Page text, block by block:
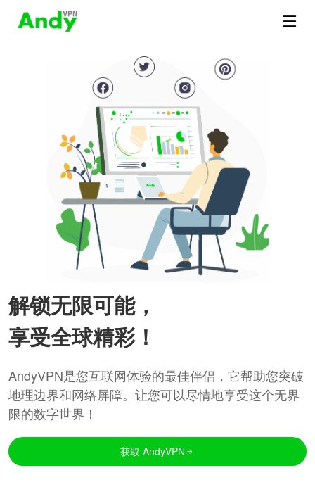
解锁无限可能，
享受全球精彩！
AndyVPN是您互联网体验的最佳伴侣，它帮助您突破
地理边界和网络屏障。让您可以尽情地享受这个无界
限的数字世界！
获取 AndyVPN